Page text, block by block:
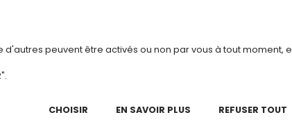
Du 3 au 28 août 2026, TDI passe en mode été.
peuvent être activés ou non par vous à tout moment,
CHOISIR EN SAVOIR PLUS REFUSER TOUT